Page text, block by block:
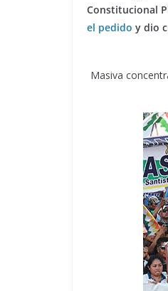
Constitucional
el pedido y dio
Masiva